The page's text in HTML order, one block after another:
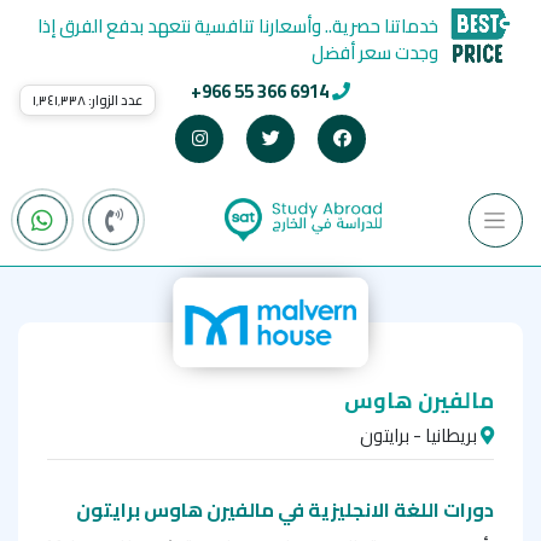
+966 55 366 6914
خدماتنا حصرية.. وأسعارنا تنافسية نتعهد بدفع الفرق إذا
وجدت سعر أفضل
عدد الزوار:١٬٣٤١٬٣٣٨
مالفيرن هاوس
بريطانيا - برايتون
دورات اللغة الانجليزية في مالفيرن هاوس برايتون